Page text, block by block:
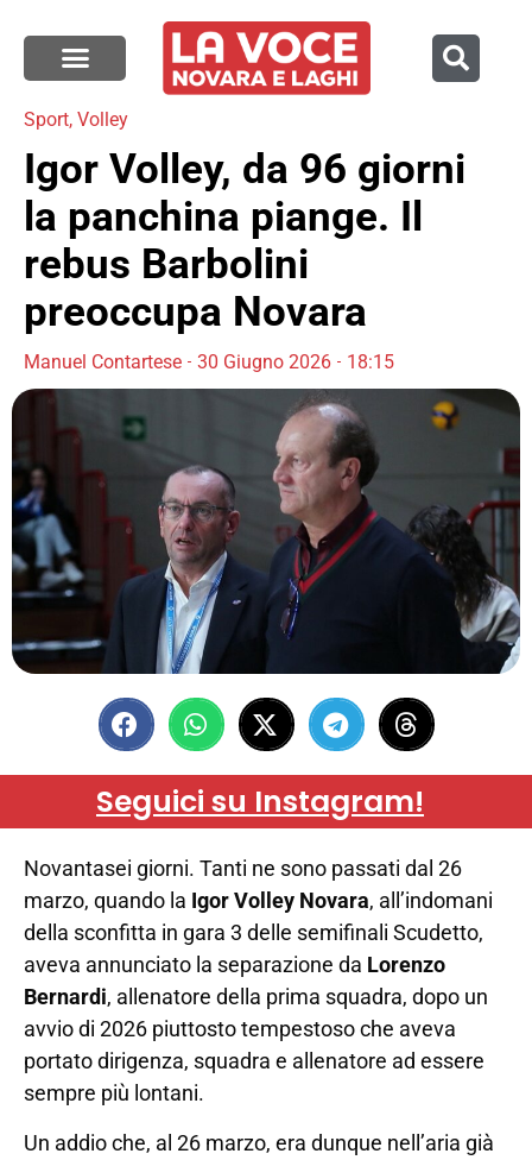
Sport, Volley
Igor Volley, da 96 giorni
la panchina piange. Il
rebus Barbolini
preoccupa Novara
Manuel Contartese 30 Giugno 2026 18:15
Seguici su Instagram!
Novantasei giorni. Tanti ne sono passati dal 26
marzo, quando la Igor Volley Novara, all’indomani
della sconfitta in gara 3 delle semifinali Scudetto,
aveva annunciato la separazione da Lorenzo
Bernardi, allenatore della prima squadra, dopo un
avvio di 2026 piuttosto tempestoso che aveva
portato dirigenza, squadra e allenatore ad essere
sempre più lontani.
Un addio che, al 26 marzo, era dunque nell’aria già